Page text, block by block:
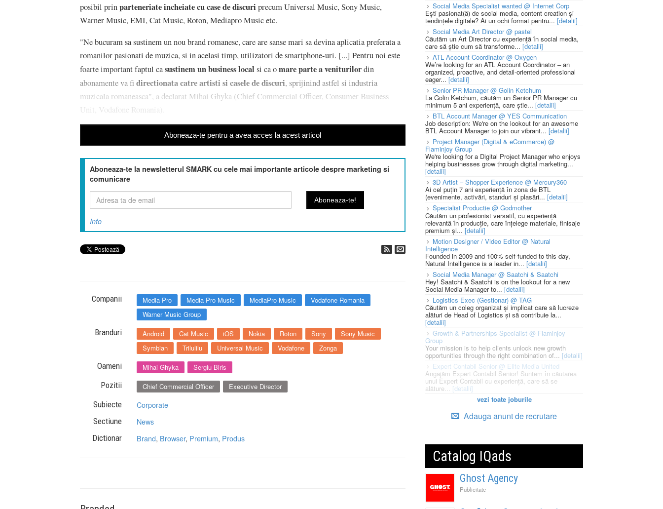
posibil prinparteneriate incheiate cu case de discuri precum Universal Music, Sony Music,
Warner Music, EMI, Cat Music, Roton, Mediapro Music etc.
"Ne bucuram sa sustinem un nou brand romanesc, care are sanse mari sa devina aplicatia preferata a
romanilor pasionati de muzica, si in acelasi timp, utilizatori de smartphone-uri. [...] Pentru noi este
foarte important faptul casustinem un business local si ca omare parte a veniturilordin
abonamente va fi directionata catre artisti si casele de discuri, sprijinind astfel si industria
muzicala romaneasca", a declarat Mihai Ghyka (Chief Commercial Officer, Consumer Business
Unit, Vodafone Romania).
Aboneaza-te pentru a avea acces la acest articol
Aboneaza-te la newsletterul SMARK cu cele mai importante articole despre marketing si
comunicare
Info
Companii Media Pro Media Pro Music MediaPro Music
Vodafone Romania
Warner Music Group
Branduri Android Cat Music iOS Nokia Roton Sony
Sony Music
Symbian
Trilulilu Universal Music Vodafone Zonga
Oameni Mihai Ghyka Sergiu Biris
Pozitii Chief Commercial Officer Executive Director
Subiecte Corporate
Sectiune News
Dictionar Brand, Browser, Premium, Produs
Social Media Specialist wanted @ Internet Corp
Ești pasionat(ă) de social media, content creation și
tendințele digitale? Ai un ochi format pentru... [detalii]
Social Media Art Director @ pastel
Căutăm un Art Director cu experiență în social media,
care să știe cum să transforme... [detalii]
ATL Account Coordinator @ Oxygen
We’re looking for an ATL Account Coordinator – an
organized, proactive, and detail-oriented professional
eager... [detalii]
Senior PR Manager @ Golin Ketchum
La Golin Ketchum, căutăm un Senior PR Manager cu
minimum 5 ani experiență, care știe... [detalii]
BTL Account Manager @ YES Communication
Job description: We're on the lookout for an awesome
BTL Account Manager to join our vibrant... [detalii]
Project Manager (Digital & eCommerce) @
Flaminjoy Group
We're looking for a Digital Project Manager who enjoys
helping businesses grow through digital marketing...
[detalii]
3D Artist – Shopper Experience @ Mercury360
Ai cel puțin 7 ani experiență în zona de BTL
(evenimente, activări, standuri și plasări... [detalii]
Specialist Productie @ Godmother
Căutăm un profesionist versatil, cu experiență
relevantă în producție, care înțelege materiale, finisaje
premium și... [detalii]
Motion Designer / Video Editor @ Natural
Intelligence
Founded in 2009 and 100% self-funded to this day,
Natural Intelligence is a leader in... [detalii]
Social Media Manager @ Saatchi & Saatchi
Hey! Saatchi & Saatchi is on the lookout for a new
Social Media Manager to... [detalii]
Logistics Exec (Gestionar) @ TAG
Căutăm un coleg organizat și implicat care să lucreze
alături de Head of Logistics și să contribuie la...
[detalii]
Growth & Partnerships Specialist @ Flaminjoy
Group
Your mission is to help clients unlock new growth
opportunities through the right combination of... [detalii]
Expert Contabil Senior @ Elite Media United
Angajăm Expert Contabil Senior! Suntem în căutarea
unui Expert Contabil cu experiență, care să se
alăture... [detalii]
vezi toate joburile
Adauga anunt de recrutare
Catalog IQads
Ghost Agency
Publicitate